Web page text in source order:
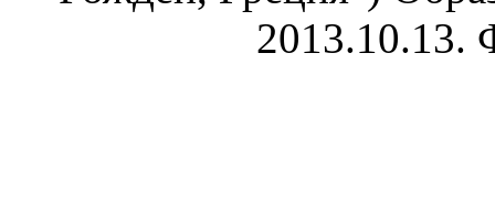
2013.10.13.